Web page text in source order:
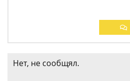
Нет, не сообщял.